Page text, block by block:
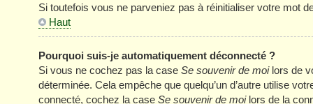
Si toutefois vous ne parveniez pas à réinitialiser votre mot
Haut
Pourquoi suis-je automatiquement déconnecté ?
Si vous ne cochez pas la case Se souvenir de moilors de
déterminée. Cela empêche que quelqu’un d’autre utilise
connecté, cochez la case Se souvenir de moilors de la